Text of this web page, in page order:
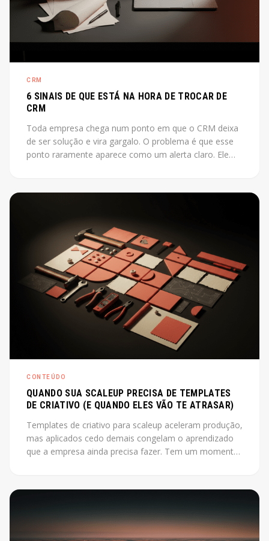
CRM
6 SINAIS DE QUE ESTÁ NA HORA DE TROCAR DE
CRM
Toda empresa chega num ponto em que o CRM deixa
de ser solução e vira gargalo. O problema é que esse
ponto raramente aparece como um alerta claro. Ele
CONTEÚDO
QUANDO SUA SCALEUP PRECISA DE TEMPLATES
DE CRIATIVO (E QUANDO ELES VÃO TE ATRASAR)
Templates de criativo para scaleup aceleram produção,
mas aplicados cedo demais congelam o aprendizado
que a empresa ainda precisa fazer. Tem um momento
montar um sistema, industrializar. Só que esse instinto,
a empresa ainda precisa descobrir.